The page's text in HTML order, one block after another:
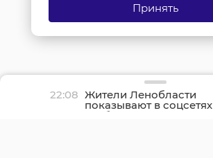
22:08 Жители Ленобласти
показывают в соцсетях
грибные трофеи
Принять